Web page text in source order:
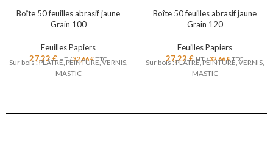
Boîte 50 feuilles abrasif jaune
Grain 100
Feuilles Papiers
27,22€ HT /32,66€TTC
Sur bois : PLÂTRE, PEINTURE, VERNIS,
MASTIC
Boîte 50 feuilles abrasif jaune
Grain 120
Feuilles Papiers
27,22€ HT /32,66€TTC
Sur bois : PLÂTRE, PEINTURE, VERNIS,
MASTIC